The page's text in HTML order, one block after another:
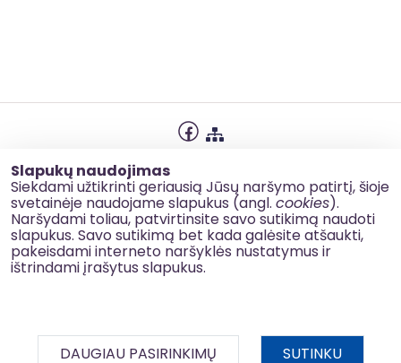
Slapukų naudojimas
Siekdami užtikrinti geriausią Jūsų naršymo patirtį, šioje
svetainėje naudojame slapukus (angl. cookies).
Naršydami toliau, patvirtinsite savo sutikimą naudoti
slapukus. Savo sutikimą bet kada galėsite atšaukti,
pakeisdami interneto naršyklės nustatymus ir
ištrindami įrašytus slapukus.
DAUGIAU PASIRINKIMŲ SUTINKU
Slapukų naudojimas
Korupcijos prevencija
Kontaktai